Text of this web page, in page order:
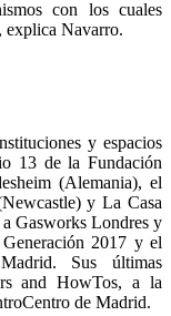
con los cuales
explica Navarro.
y espacios
13 de la Fundación
(Alemania), el
y La Casa
Gasworks Londres y
2017 y el
Sus últimas
and HowTos, a la
de Madrid.